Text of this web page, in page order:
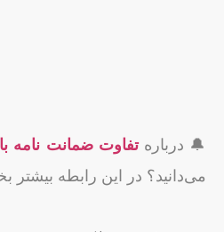
🔔 دربارهتفاوت ضمانت نامه
می‌دانید؟ در این رابطه بیشتر